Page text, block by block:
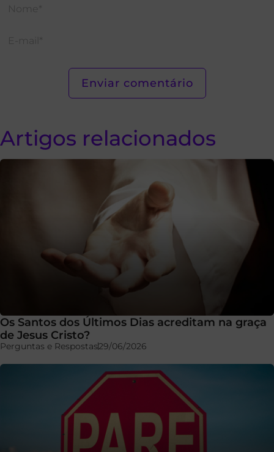
Artigos relacionados
Os Santos dos Últimos Dias acreditam na graça
de Jesus Cristo?
Perguntas e Respostas29/06/2026